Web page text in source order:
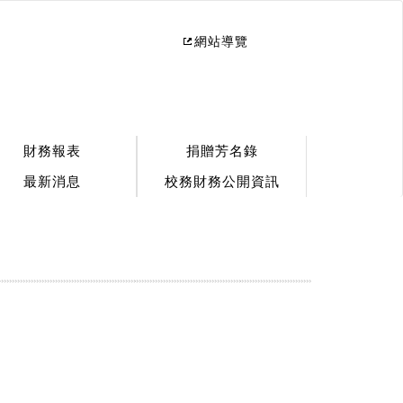
網站導覽
財務報表
捐贈芳名錄
最新消息
校務財務公開資訊